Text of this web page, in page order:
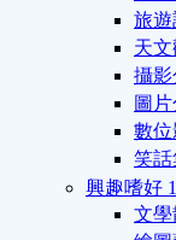
旅
天文
攝
圖
數位
笑
興趣嗜好
文學